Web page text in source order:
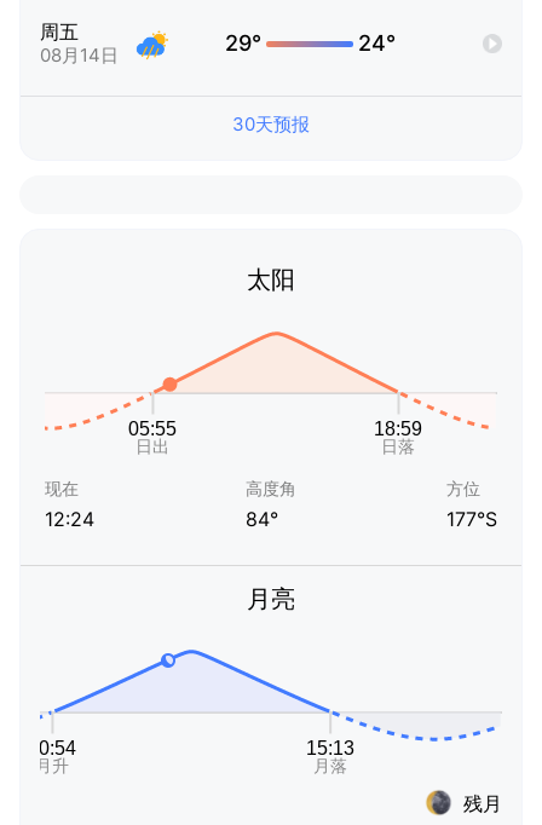
周五
08月14日 29° 24°
30天预报
太阳
现在
12:24
高度角
84°
方位
177°S
月亮
残月